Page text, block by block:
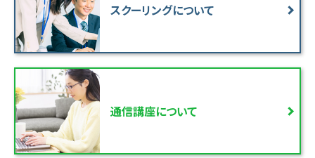
スクーリングについて
通信講座について